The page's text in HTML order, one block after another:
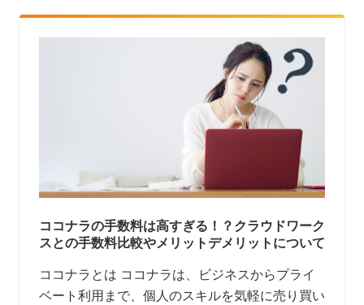
ココナラの手数料は高すぎる！？クラウドワーク
スとの手数料比較やメリットデメリットについて
ココナラとは ココナラは、ビジネスからプライ
ベート利用まで、個人のスキルを気軽に売り買い